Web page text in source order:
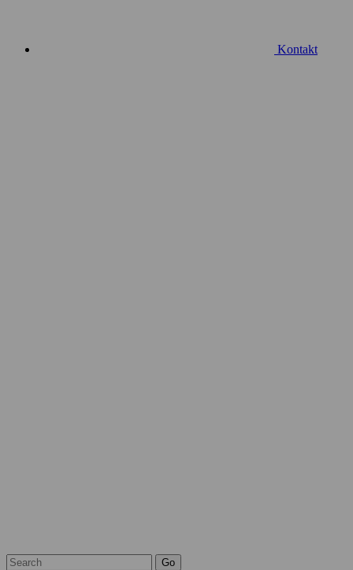
Kontakt